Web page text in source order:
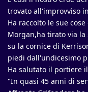
trovato all'improvviso
Ha raccolto le sue
Morgan,ha tirato via
su la cornice di
piedi dall'undicesimo
Ha salutato il portiere
"In quasi 45 anni di